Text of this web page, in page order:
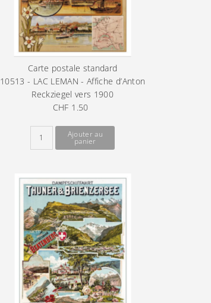
Carte postale standard
10513 - LAC LEMAN - Affiche d’Anton
Reckziegel vers 1900
Prix
CHF 1.50